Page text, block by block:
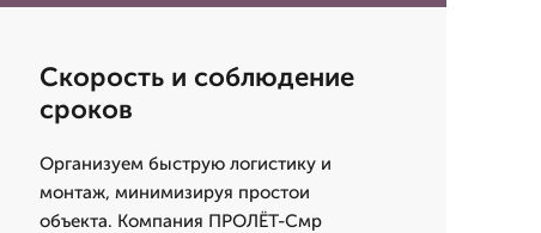
Скорость и соблюдение
сроков
Организуем быструю логистику и
монтаж, минимизируя простои
объекта. Компания ПРОЛЁТ-Смр